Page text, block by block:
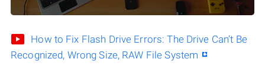
How to Fix Flash Drive Errors: The Drive Can’t Be
Recognized, Wrong Size, RAW File System